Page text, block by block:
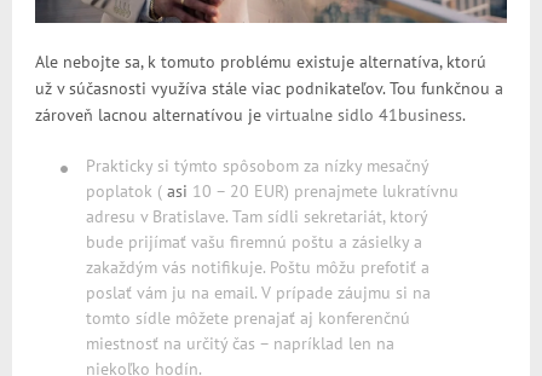
Ale nebojte sa, k tomuto problému existuje alternatíva, ktorú
už v súčasnosti využíva stále viac podnikateľov. Tou funkčnou a
zároveň lacnou alternatívou je virtualne sidlo 41business.
Prakticky si týmto spôsobom za nízky mesačný
poplatok ( asi 10 – 20 EUR) prenajmete lukratívnu
adresu v Bratislave. Tam sídli sekretariát, ktorý
bude prijímať vašu firemnú poštu a zásielky a
zakaždým vás notifikuje. Poštu môžu prefotiť a
poslať vám ju na email. V prípade záujmu si na
tomto sídle môžete prenajať aj konferenčnú
miestnosť na určitý čas – napríklad len na
niekoľko hodín.